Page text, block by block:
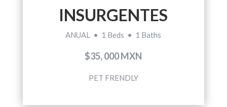
INSURGENTES
ANUAL • 1 Beds • 1 Baths
$35, 000 MXN
PET FRENDLY